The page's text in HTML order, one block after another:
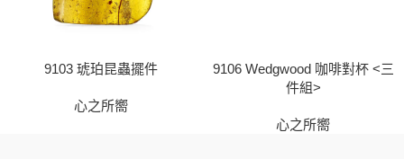
9103 琥珀昆蟲擺件
心之所嚮
9106 Wedgwood 咖啡對杯 <三
件組>
心之所嚮